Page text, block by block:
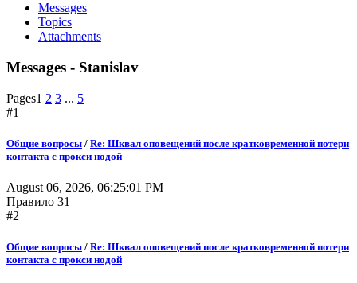
Messages
Topics
Attachments
Messages - Stanislav
Pages1 2 3 ... 5
#1
Общие вопросы / Re: Шквал оповещений после кратковременной потери
контакта с прокси нодой
August 06, 2026, 06:25:01 PM
Правило 31
#2
Общие вопросы / Re: Шквал оповещений после кратковременной потери
контакта с прокси нодой